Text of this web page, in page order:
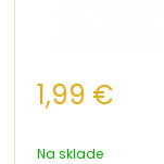
1,99 €
Na sklade